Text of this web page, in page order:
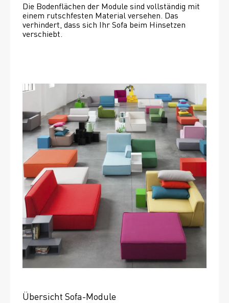
Die Bodenflächen der Module sind vollständig mit
einem rutschfesten Material versehen. Das
verhindert, dass sich Ihr Sofa beim Hinsetzen
verschiebt.
Übersicht Sofa-Module